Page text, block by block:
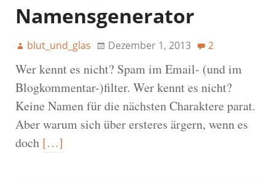
Namensgenerator
blut_und_glas Dezember 1, 2013 2
Wer kennt es nicht? Spam im Email- (und im
Blogkommentar-)filter. Wer kennt es nicht?
Keine Namen für die nächsten Charaktere parat.
Aber warum sich über ersteres ärgern, wenn es
doch […]